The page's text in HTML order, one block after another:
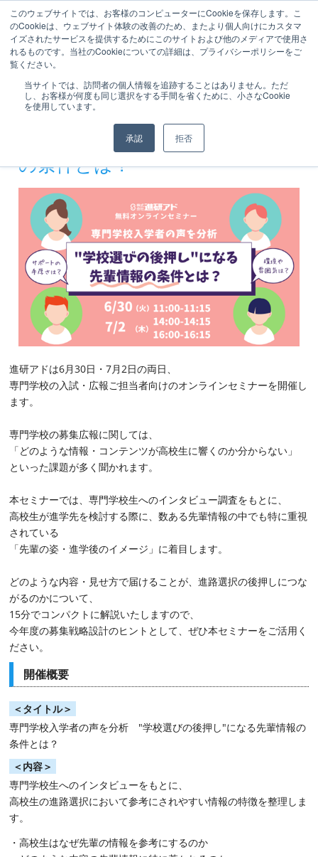
このウェブサイトでは、お客様のコンピューターにCookieを保存します。こ
のCookieは、ウェブサイト体験の改善のため、またより個人向けにカスタマ
イズされたサービスを提供するためにこのサイトおよび他のメディアで使用さ
れるものです。当社のCookieについての詳細は、プライバシーポリシーをご
覧ください。
当サイトでは、訪問者の個人情報を追跡することはありません。ただ
し、お客様が何度も同じ選択をする手間を省くために、小さなCookie
を使用しています。
承認 拒否
セミナー情報 2026年06月04日
進研アドオンラインセミナー｜
専門学校入学者の声を分析 "学
校選びの後押し"になる先輩情報
の条件とは？
進研アドは6月30日・7月2日の両日、
専門学校の入試・広報ご担当者向けのオンラインセミナーを開催し
ます。
専門学校の募集広報に関しては、
「どのような情報・コンテンツが高校生に響くのか分からない」
といった課題が多く聞かれます。
本セミナーでは、専門学校生へのインタビュー調査をもとに、
高校生が進学先を検討する際に、数ある先輩情報の中でも特に重視
されている
「先輩の姿・進学後のイメージ」に着目します。
どのような内容・見せ方で届けることが、進路選択の後押しにつな
がるのかについて、
15分でコンパクトに解説いたしますので、
今年度の募集戦略設計のヒントとして、ぜひ本セミナーをご活用く
ださい。
開催概要
＜タイトル＞
専門学校入学者の声を分析 "学校選びの後押し"になる先輩情報の
条件とは？
＜内容＞
専門学校生へのインタビューをもとに、
高校生の進路選択において参考にされやすい情報の特徴を整理しま
す。
・高校生はなぜ先輩の情報を参考にするのか